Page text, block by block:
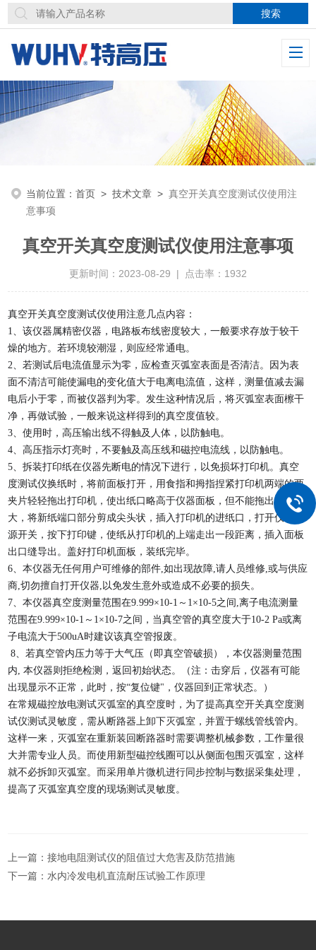
当前位置：首页 >技术文章 >真空开关真空度测试仪使用注
意事项
真空开关真空度测试仪使用注意事项
更新时间：2023-08-29 | 点击率：1932
真空开关真空度测试仪使用注意几点内容：
1、该仪器属精密仪器，电路板布线密度较大，一般要求存放于较干
燥的地方。若环境较潮湿，则应经常通电。
2、若测试后电流值显示为零，应检查灭弧室表面是否清洁。因为表
面不清洁可能使漏电的变化值大于电离电流值，这样，测量值减去漏
电后小于零，而被仪器判为零。发生这种情况后，将灭弧室表面檫干
净，再做试验，一般来说这样得到的真空度值较。
3、使用时，高压输出线不得触及人体，以防触电。
4、高压指示灯亮时，不要触及高压线和磁控电流线，以防触电。
5、拆装打印纸在仪器先断电的情况下进行，以免损坏打印机。真空
度测试仪换纸时，将前面板打开，用食指和拇指捏紧打印机两端的两
夹片轻轻拖出打印机，使出纸口略高于仪器面板，但不能拖出距离太
大，将新纸端口部分剪成尖头状，插入打印机的进纸口，打开仪器电
源开关，按下打印键，使纸从打印机的上端走出一段距离，插入面板
出口缝导出。盖好打印机面板，装纸完毕。
6、本仪器无任何用户可维修的部件,如出现故障,请人员维修,或与供应
商,切勿擅自打开仪器,以免发生意外或造成不必要的损失。
7、本仪器真空度测量范围在9.999×10-1～1×10-5之间,离子电流测量
范围在9.999×10-1～1×10-7之间，当真空管的真空度大于10-2 Pa或离
子电流大于500uA时建议该真空管报废。
8、若真空管内压力等于大气压（即真空管破损），本仪器测量范围
内, 本仪器则拒绝检测，返回初始状态。（注：击穿后，仪器有可能
出现显示不正常，此时，按“复位键"，仪器回到正常状态。）
在常规磁控放电测试灭弧室的真空度时，为了提高真空开关真空度测
试仪测试灵敏度，需从断路器上卸下灭弧室，并置于螺线管线管内。
这样一来，灭弧室在重新装回断路器时需要调整机械参数，工作量很
大并需专业人员。而使用新型磁控线圈可以从侧面包围灭弧室，这样
就不必拆卸灭弧室。而采用单片微机进行同步控制与数据采集处理，
提高了灭弧室真空度的现场测试灵敏度。
上一篇：接地电阻测试仪的阻值过大危害及防范措施
下一篇： 水内冷发电机直流耐压试验工作原理